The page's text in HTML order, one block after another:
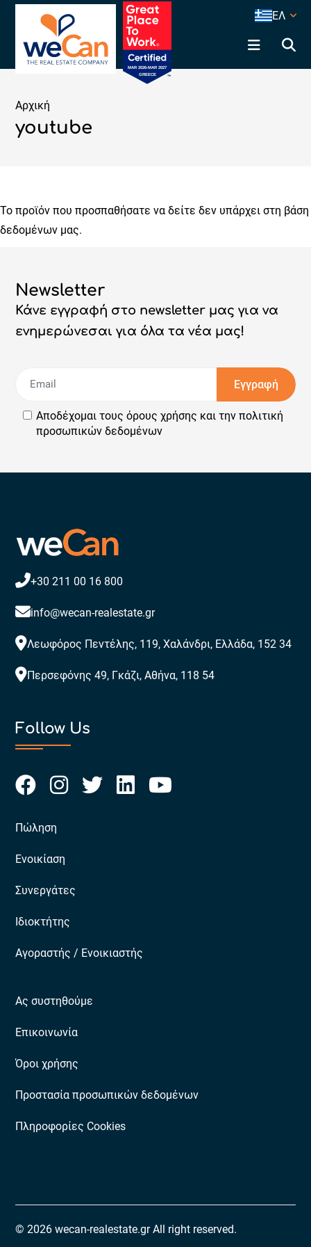
ΕΛ
Αρχική
youtube
Το προϊόν που προσπαθήσατε να δείτε δεν υπάρχει στη βάση
δεδομένων μας.
Newsletter
Κάνε εγγραφή στο newsletter μας για να
ενημερώνεσαι για όλα τα νέα μας!
Εγγραφή
Αποδέχομαι τουςόρους χρήσης και τηνπολιτική
προσωπικών δεδομένων
+30 211 00 16 800
info@wecan-realestate.gr
Λεωφόρος Πεντέλης, 119, Χαλάνδρι, Ελλάδα, 152 34
Περσεφόνης 49, Γκάζι, Αθήνα, 118 54
Follow Us
Πώληση
Ενοικίαση
Συνεργάτες
Ιδιοκτήτης
Αγοραστής / Ενοικιαστής
Ας συστηθούμε
Επικοινωνία
Όροι χρήσης
Προστασία προσωπικών δεδομένων
Πληροφορίες Cookies
© 2026 wecan-realestate.gr All right reserved.